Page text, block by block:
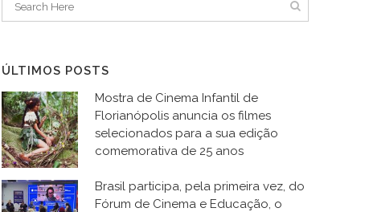
ÚLTIMOS POSTS
Mostra de Cinema Infantil de
Florianópolis anuncia os filmes
selecionados para a sua edição
comemorativa de 25 anos
Brasil participa, pela primeira vez, do
Fórum de Cinema e Educação, o